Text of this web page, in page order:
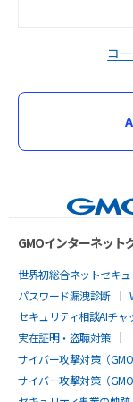
コ
GMOインターネット
世界初総合ネットセキュ
パスワード漏洩診断
セキュリティ相談AIチャ
実在証明・盗聴対策
サイバー攻撃対策（
サイバー攻撃対策（GMO